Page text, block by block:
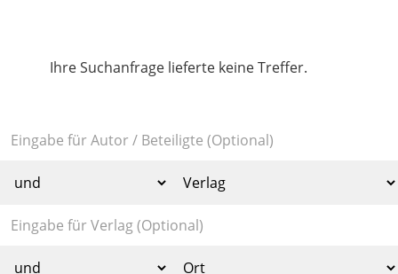
Ihre Suchanfrage lieferte keine Treffer.